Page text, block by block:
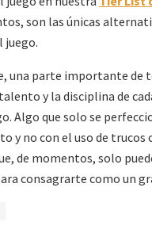
son las únicas
juego.
una parte importante de
y la disciplina de
Algo que solo se
y no con el uso de trucos
de momentos, solo
consagrarte como un